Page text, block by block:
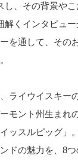
し、その背景や
解くインタビュ
を通して、その
ライウイスキー
モント州生まれ
ッスルピッグ」
ドの魅力を、8